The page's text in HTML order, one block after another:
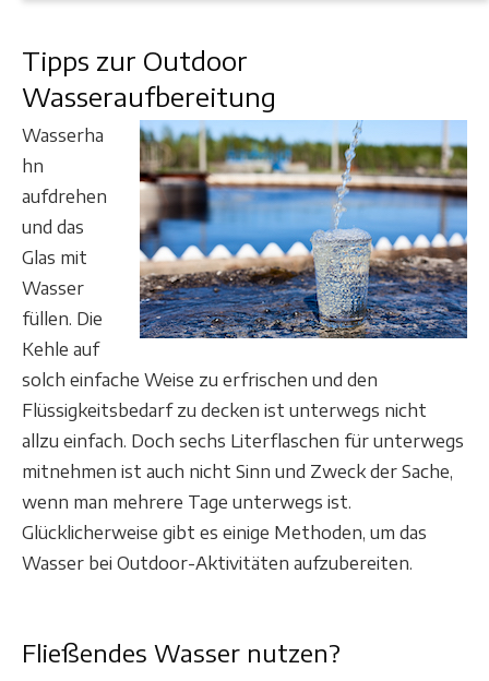
Tipps zur Outdoor
Wasseraufbereitung
Wasserha
hn
aufdrehen
und das
Glas mit
Wasser
füllen. Die
Kehle auf
solch einfache Weise zu erfrischen und den
Flüssigkeitsbedarf zu decken ist unterwegs nicht
allzu einfach. Doch sechs Literflaschen für unterwegs
mitnehmen ist auch nicht Sinn und Zweck der Sache,
wenn man mehrere Tage unterwegs ist.
Glücklicherweise gibt es einige Methoden, um das
Wasser bei Outdoor-Aktivitäten aufzubereiten.
Fließendes Wasser nutzen?